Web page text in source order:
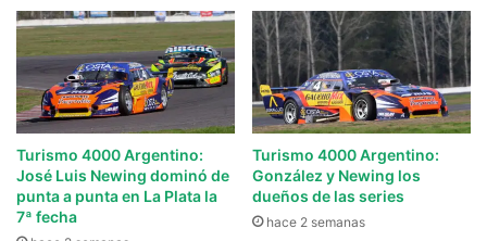
Turismo 4000 Argentino:
José Luis Newing dominó de
punta a punta en La Plata la
7ª fecha
Turismo 4000 Argentino:
González y Newing los
dueños de las series
hace 2 semanas